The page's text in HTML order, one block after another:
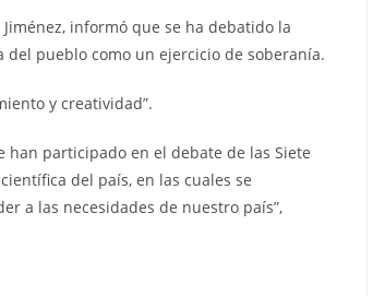
informó que se ha debatido la
pueblo como un ejercicio de soberanía.
y creatividad”.
han participado en el debate de las Siete
del país, en las cuales se
a las necesidades de nuestro país”,